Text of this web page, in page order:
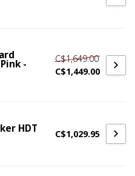
-
C$1,649.00
C$1,449.00
HDT C$1,029.95